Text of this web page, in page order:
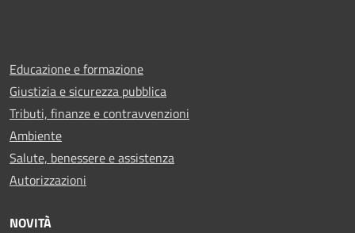
Educazione e formazione
Giustizia e sicurezza pubblica
Tributi, finanze e contravvenzioni
Ambiente
Salute, benessere e assistenza
Autorizzazioni
NOVITÀ